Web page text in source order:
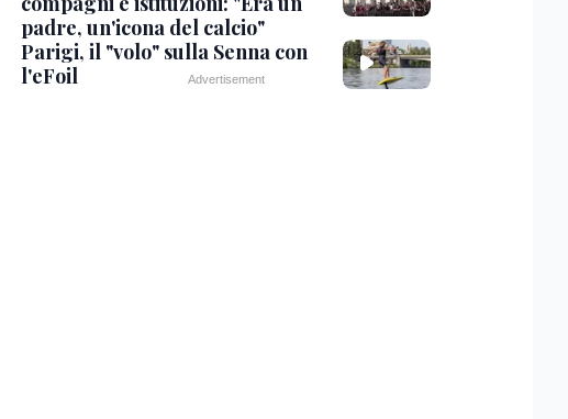
padre, un'icona del calcio"
Parigi, il "volo" sulla Senna con
l'eFoil